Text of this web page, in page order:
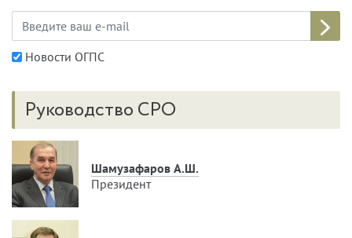
Новости ОГПС
Руководство СРО
Шамузафаров А.Ш.
Президент